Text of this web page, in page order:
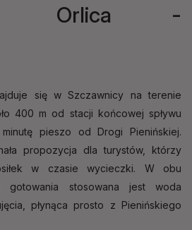
Orlica -
się w Szczawnicy na terenie
400 m od stacji końcowej spływu
pieszo od Drogi Pienińskiej.
propozycja dla turystów, którzy
w czasie wycieczki. W obu
gotowania stosowana jest woda
płynąca prosto z Pienińskiego